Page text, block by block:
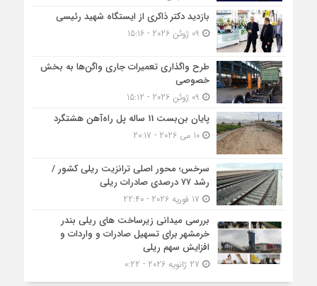
بازدید دکتر ذاکری از ایستگاه شهید رئیسی
طرح واگذاری تعمیرات جاری واگن‌ها به بخش
خصوصی
پایان بن‌بست 11 ساله پل راه‌آهن هشتگرد
10 می 2026 - 20:17
سرخس؛ محور اصلی ترانزیت ریلی کشور /
رشد ۷۷ درصدی صادرات ریلی
بررسی میدانی زیرساخت های ریلی بندر
خرمشهر برای تسهیل صادرات و واردات و
افزایش سهم ریلی